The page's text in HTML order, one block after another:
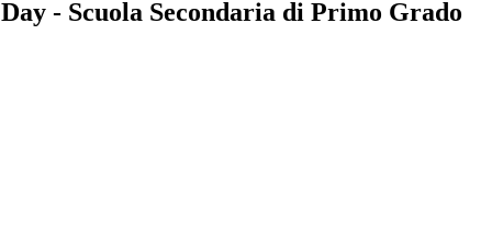
- Scuola Secondaria di Primo Grado